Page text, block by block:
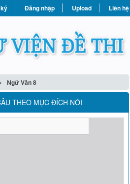
Đăng nhập Upload Liên hệ
› Ngữ Văn 8
THEO MỤC ĐÍCH NÓI